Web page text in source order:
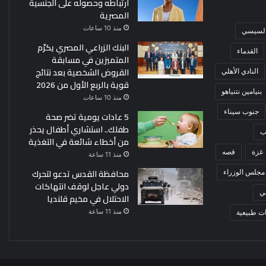
السيسي
القدماء
النادي الأهلي
بنيامين نتنياهو
جنوب سيناء
غزة قصه
مجلس الوزراء
طبيعية
المصرية
منذ 10 ساعات
البنك الزراعي المصري يكرّم
المتميزين في مسابقة
القروض الشخصية بعد نتائج
قوية بالربع الأول من 2026
منذ 10 ساعات
5 عادات يومية تضر صحة
طفلك.. استشاري أطفال يحذر
من أخطاء شائعة في التغذية
منذ 11 ساعة
محافظة القدس تدعو لتحرك
دولي عاجل لوقف انتهاكات
الاحتلال في مخيم قلنديا
منذ 11 ساعة